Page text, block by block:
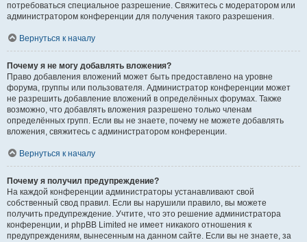
потребоваться специальное разрешение. Свяжитесь с модератором или
администратором конференции для получения такого разрешения.
Вернуться к началу
Почему я не могу добавлять вложения?
Право добавления вложений может быть предоставлено на уровне
форума, группы или пользователя. Администратор конференции может
не разрешить добавление вложений в определённых форумах. Также
возможно, что добавлять вложения разрешено только членам
определённых групп. Если вы не знаете, почему не можете добавлять
вложения, свяжитесь с администратором конференции.
Вернуться к началу
Почему я получил предупреждение?
На каждой конференции администраторы устанавливают свой
собственный свод правил. Если вы нарушили правило, вы можете
получить предупреждение. Учтите, что это решение администратора
конференции, и phpBB Limited не имеет никакого отношения к
предупреждениям, вынесенным на данном сайте. Если вы не знаете, за